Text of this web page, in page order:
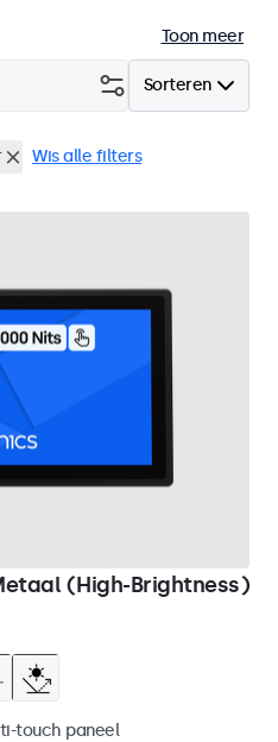
Toon meer
Sorteren
Wis alle filters
(High-Brightness)
touch paneel